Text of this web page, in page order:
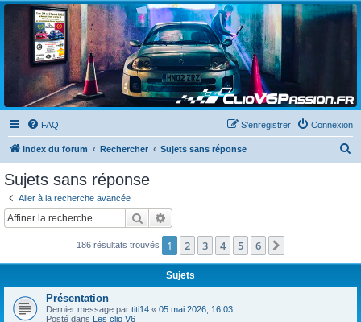
Clio V6 Passion
Le site français des passionnés de Clio V6
FAQ Connexion
S’enregistrer
Index du forum Rechercher Sujets sans réponse
c
Sujets sans réponse
Aller à la recherche avancée
Rechercher
186 résultats trouvés 1 2 3 4 5 6
Sujets
Présentation
Dernier message par titi14 « 05 mai 2026, 16:03
Posté dans Les clio V6